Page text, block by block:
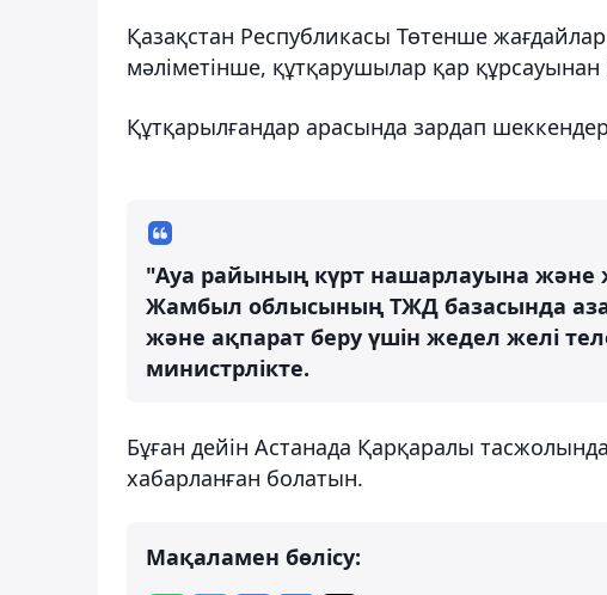
Қазақстан Республикасы Төтенше жағдайлар
мәліметінше, құтқарушылар қар
Құтқарылғандар арасында зардап шеккендер
"Ауа райының күрт нашарлауына
Жамбыл облысының ТЖД базасында
және ақпарат беру үшін жедел желі
министрлікте.
Бұған дейін Астанада Қарқаралы
хабарланған болатын.
Мақаламен бөлісу: